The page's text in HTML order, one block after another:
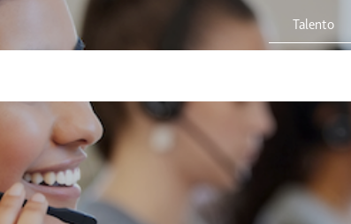
Vía Corta Talento